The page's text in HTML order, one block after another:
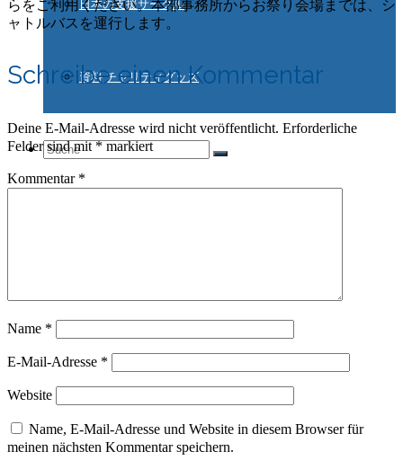
日本の支援サークル
資料 チャリティグッズ
Suche
らをご利用ください。本部事務所からお祭り会場までは、シ
ャトルバスを運行します。
Schreibe einen Kommentar
Deine E-Mail-Adresse wird nicht veröffentlicht. Erforderliche
Felder sind mit*markiert
Kommentar *
Name *
E-Mail-Adresse *
Website
Name, E-Mail-Adresse und Website in diesem Browser für
meinen nächsten Kommentar speichern.